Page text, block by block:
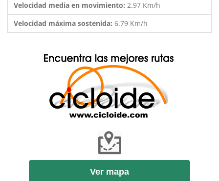
Velocidad media en movimiento: 2.97 Km/h
Velocidad máxima sostenida: 6.79 Km/h
Ver mapa